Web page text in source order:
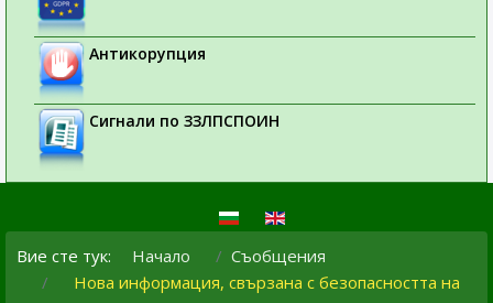
Антикорупция
Сигнали по ЗЗЛПСПОИН
Вие сте тук: Начало
Съобщения
Нова информация, свързана с безопасността на